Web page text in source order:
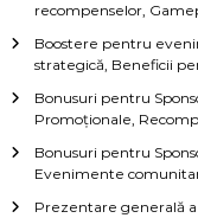
recompenselor,
Boostere pentru
strategică, Beneficii
Bonusuri pentru
Promoționale,
Bonusuri pentru
Evenimente
Prezentare generală